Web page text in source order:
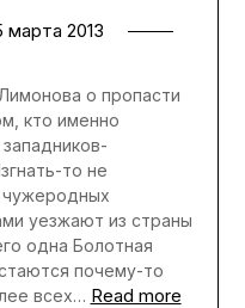
марта 2013
о пропасти
кто именно
то не
уезжают из страны
одна Болотная
почему-то
всех… Read more